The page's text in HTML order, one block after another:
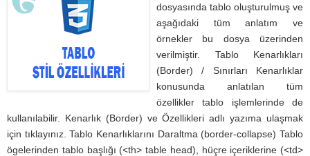
dosyasında tablo oluşturulmuş ve
aşağıdaki tüm anlatım ve
örnekler bu dosya üzerinden
verilmiştir. Tablo Kenarlıkları
(Border) / Sınırları Kenarlıklar
konusunda anlatılan tüm
özellikler tablo işlemlerinde de
kullanılabilir. Kenarlık (Border) ve Özellikleri adlı yazıma ulaşmak
için tıklayınız. Tablo Kenarlıklarını Daraltma (border-collapse) Tablo
ögelerinden tablo başlığı (<th> table head), hüçre içeriklerine (<td>